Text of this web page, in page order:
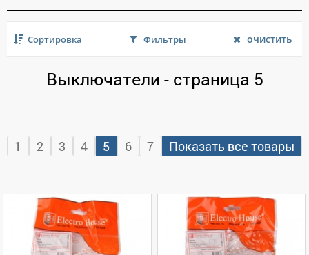
Сортировка Фильтры очистить
Выключатели - страница 5
1 2 3 4 5 6 7 Показать все товары